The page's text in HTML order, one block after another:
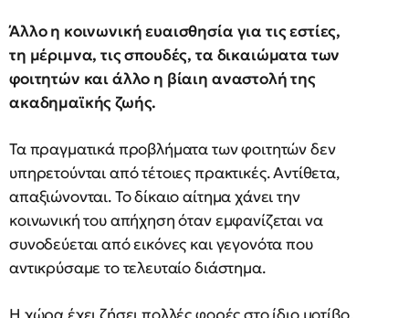
Άλλο η κοινωνική ευαισθησία για τις εστίες,
τη μέριμνα, τις σπουδές, τα δικαιώματα των
φοιτητών και άλλο η βίαιη αναστολή της
ακαδημαϊκής ζωής.
Τα πραγματικά προβλήματα των φοιτητών δεν
υπηρετούνται από τέτοιες πρακτικές. Αντίθετα,
απαξιώνονται. Το δίκαιο αίτημα χάνει την
κοινωνική του απήχηση όταν εμφανίζεται να
συνοδεύεται από εικόνες και γεγονότα που
αντικρύσαμε το τελευταίο διάστημα.